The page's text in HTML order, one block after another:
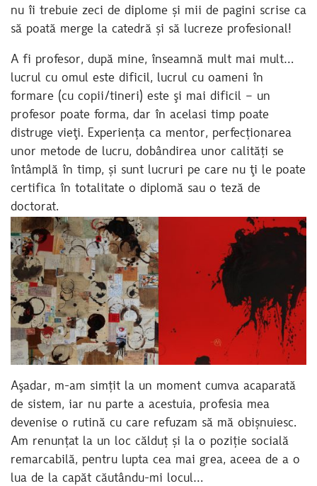
nu îi trebuie zeci de diplome și mii de pagini scrise ca
să poată merge la catedră și să lucreze profesional!
A fi profesor, după mine, înseamnă mult mai mult…
lucrul cu omul este dificil, lucrul cu oameni în
formare (cu copii/tineri) este şi mai dificil – un
profesor poate forma, dar în acelasi timp poate
distruge vieţi. Experiența ca mentor, perfecționarea
unor metode de lucru, dobândirea unor calități se
întâmplă în timp, și sunt lucruri pe care nu ţi le poate
certifica în totalitate o diplomă sau o teză de
doctorat.
Aşadar, m-am simțit la un moment cumva acaparată
de sistem, iar nu parte a acestuia, profesia mea
devenise o rutină cu care refuzam să mă obișnuiesc.
Am renunțat la un loc călduț și la o poziție socială
remarcabilă, pentru lupta cea mai grea, aceea de a o
lua de la capăt căutându-mi locul…